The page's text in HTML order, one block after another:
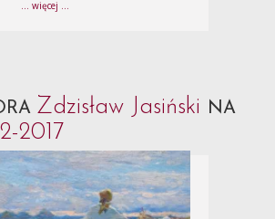
... więcej ...
Zdzisław Jasiński NA
2017